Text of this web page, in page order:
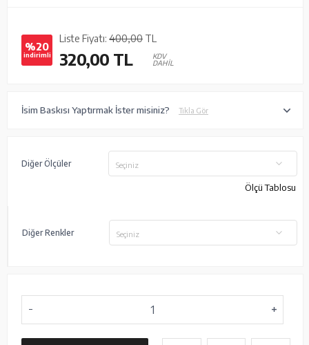
%20
indirimli
Liste Fiyatı: 400,00 TL
320,00 TL
KDV
DAHİL
İsim Baskısı Yaptırmak İster misiniz? Tıkla Gör
Diğer Ölçüler Seçiniz
Ölçü Tablosu
Diğer Renkler Seçiniz